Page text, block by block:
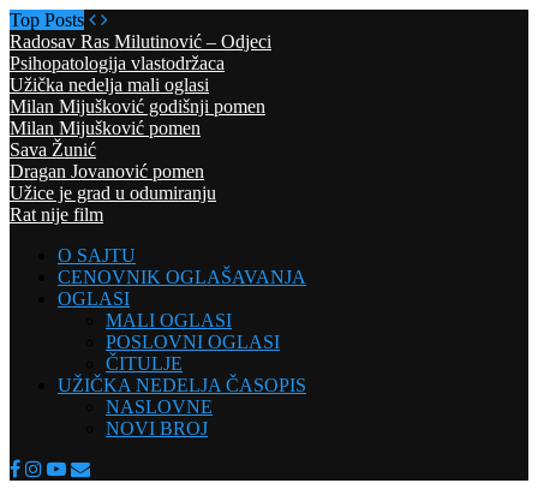
Top Posts
Radosav Ras Milutinović – Odjeci
Psihopatologija vlastodržaca
Užička nedelja mali oglasi
Milan Mijušković godišnji pomen
Milan Mijušković pomen
Sava Žunić
Dragan Jovanović pomen
Užice je grad u odumiranju
Rat nije film
O SAJTU
CENOVNIK OGLAŠAVANJA
OGLASI
MALI OGLASI
POSLOVNI OGLASI
ČITULJE
UŽIČKA NEDELJA ČASOPIS
NASLOVNE
NOVI BROJ